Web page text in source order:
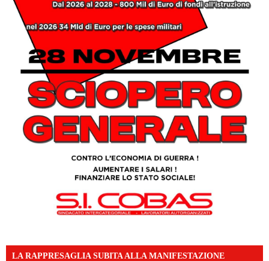
LA RAPPRESAGLIA SUBITA ALLA MANIFESTAZIONE